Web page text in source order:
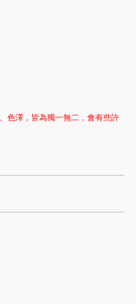
色澤，皆為獨一無二，會有些許